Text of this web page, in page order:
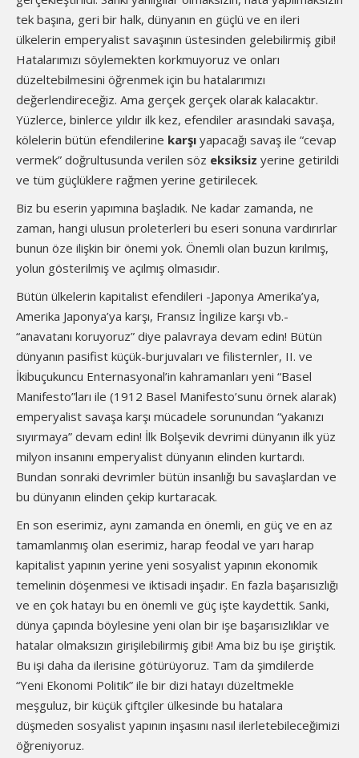
tek başına, geri bir halk, dünyanın en güçlü ve en ileri
ülkelerin emperyalist savaşının üstesinden gelebilirmiş gibi!
Hatalarımızı söylemekten korkmuyoruz ve onları
düzeltebilmesini öğrenmek için bu hatalarımızı
değerlendireceğiz. Ama gerçek gerçek olarak kalacaktır.
Yüzlerce, binlerce yıldır ilk kez, efendiler arasındaki savaşa,
kölelerin bütün efendilerine karşı yapacağı savaş ile “cevap
vermek” doğrultusunda verilen söz eksiksiz yerine getirildi
ve tüm güçlüklere rağmen yerine getirilecek.
Biz bu eserin yapımına başladık. Ne kadar zamanda, ne
zaman, hangi ulusun proleterleri bu eseri sonuna vardırırlar
bunun öze ilişkin bir önemi yok. Önemli olan buzun kırılmış,
yolun gösterilmiş ve açılmış olmasıdır.
Bütün ülkelerin kapitalist efendileri -Japonya Amerika’ya,
Amerika Japonya’ya karşı, Fransız İngilize karşı vb.-
“anavatanı koruyoruz” diye palavraya devam edin! Bütün
dünyanın pasifist küçük-burjuvaları ve filisternler, II. ve
İkibuçukuncu Enternasyonal’in kahramanları yeni “Basel
Manifesto”ları ile (1912 Basel Manifesto’sunu örnek alarak)
emperyalist savaşa karşı mücadele sorunundan “yakanızı
sıyırmaya” devam edin! İlk Bolşevik devrimi dünyanın ilk yüz
milyon insanını emperyalist dünyanın elinden kurtardı.
Bundan sonraki devrimler bütün insanlığı bu savaşlardan ve
bu dünyanın elinden çekip kurtaracak.
En son eserimiz, aynı zamanda en önemli, en güç ve en az
tamamlanmış olan eserimiz, harap feodal ve yarı harap
kapitalist yapının yerine yeni sosyalist yapının ekonomik
temelinin döşenmesi ve iktisadi inşadır. En fazla başarısızlığı
ve en çok hatayı bu en önemli ve güç işte kaydettik. Sanki,
dünya çapında böylesine yeni olan bir işe başarısızlıklar ve
hatalar olmaksızın girişilebilirmiş gibi! Ama biz bu işe giriştik.
Bu işi daha da ilerisine götürüyoruz. Tam da şimdilerde
“Yeni Ekonomi Politik” ile bir dizi hatayı düzeltmekle
meşguluz, bir küçük çiftçiler ülkesinde bu hatalara
düşmeden sosyalist yapının inşasını nasıl ilerletebileceğimizi
öğreniyoruz.